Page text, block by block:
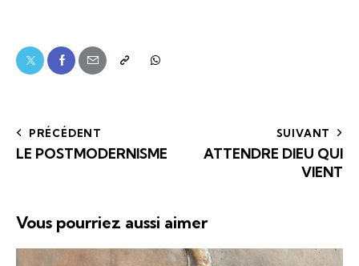
PRÉCÉDENT
LE POSTMODERNISME
SUIVANT
ATTENDRE DIEU QUI
VIENT
Vous pourriez aussi aimer